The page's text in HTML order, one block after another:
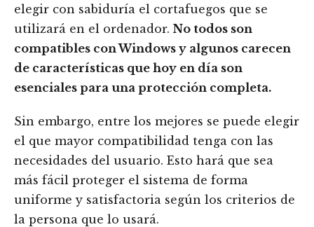
elegir con sabiduría el cortafuegos que se
utilizará en el ordenador. No todos son
compatibles con Windows y algunos carecen
de características que hoy en día son
esenciales para una protección completa.
Sin embargo, entre los mejores se puede elegir
el que mayor compatibilidad tenga con las
necesidades del usuario. Esto hará que sea
más fácil proteger el sistema de forma
uniforme y satisfactoria según los criterios de
la persona que lo usará.